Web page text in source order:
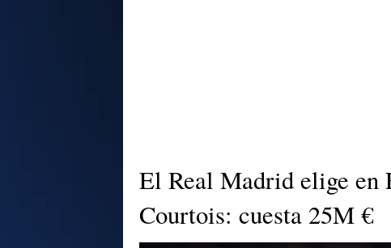
El Real Madrid elige en
Courtois: cuesta 25M €